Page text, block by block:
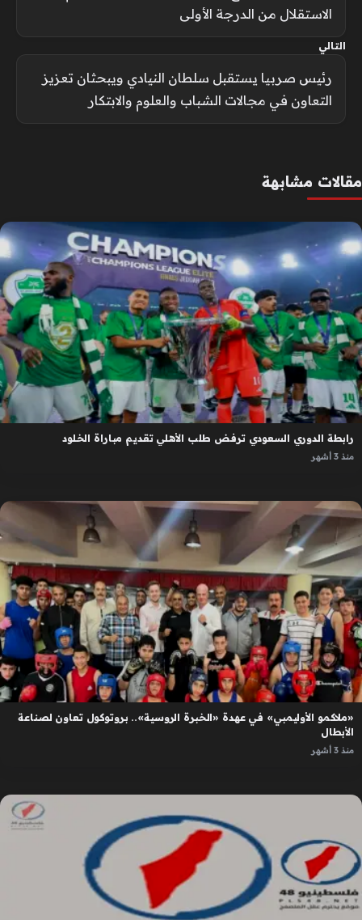
الاستقلال من الدرجة الأولى
التالي
رئيس صربيا يستقبل سلطان النيادي ويبحثان تعزيز
التعاون في مجالات الشباب والعلوم والابتكار
مقالات مشابهة
رابطة الدوري السعودي ترفض طلب الأهلي تقديم مباراة الخلود
منذ 3 أشهر
«ملاكمو الأوليمبي» في عهدة «الخبرة الروسية».. بروتوكول تعاون لصناعة
الأبطال
منذ 3 أشهر